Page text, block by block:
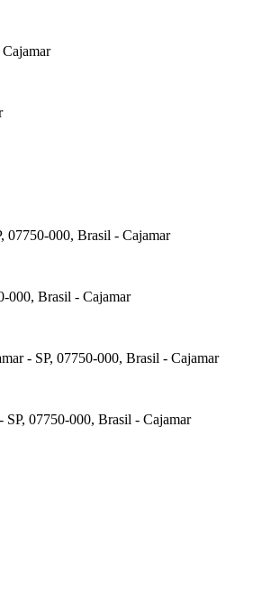
07750-000, Brasil - Cajamar
000, Brasil - Cajamar
- SP, 07750-000, Brasil - Cajamar
07750-000, Brasil - Cajamar